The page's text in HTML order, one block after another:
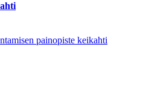
painopiste keikahti